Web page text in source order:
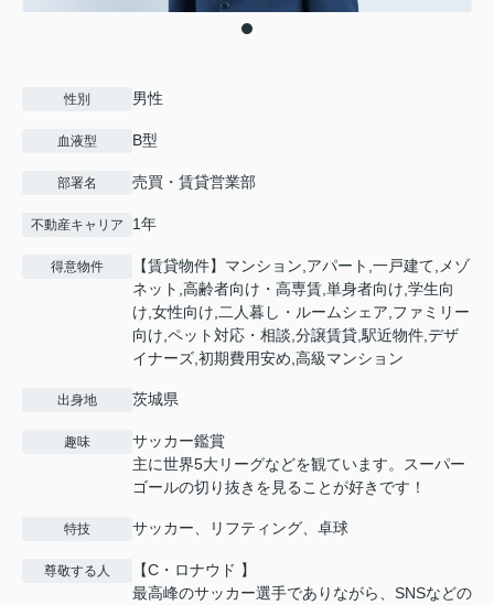
性別 男性
血液型 B型
部署名 売買・賃貸営業部
不動産キャリア 1年
得意物件
【賃貸物件】マンション,アパート,一戸建て,メゾ
ネット,高齢者向け・高専賃,単身者向け,学生向
け,女性向け,二人暮し・ルームシェア,ファミリー
向け,ペット対応・相談,分譲賃貸,駅近物件,デザ
イナーズ,初期費用安め,高級マンション
出身地 茨城県
趣味
サッカー鑑賞
主に世界5大リーグなどを観ています。スーパー
ゴールの切り抜きを見ることが好きです！
特技 サッカー、リフティング、卓球
尊敬する人
【C・ロナウド 】
最高峰のサッカー選手でありながら、SNSなどの